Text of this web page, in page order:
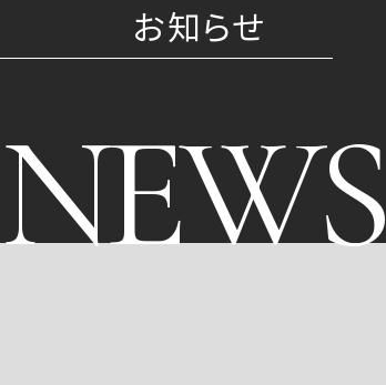
お知らせ
NEWS